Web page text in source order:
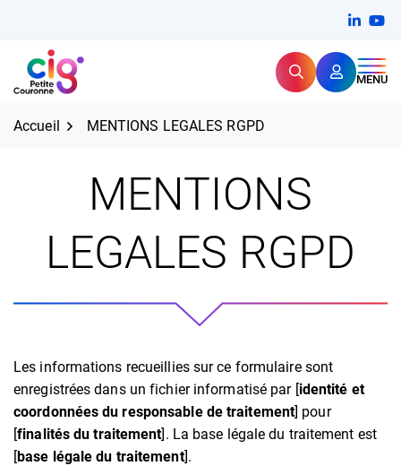
contenu
CIG Petite Couronne RechercherMENU
Expertise et proximité pour
Accueil MENTIONS LEGALES RGPD
MENTIONS
LEGALES RGPD
Les informations recueillies sur ce formulaire sont
enregistrées dans un fichier informatisé par [identité et
coordonnées du responsable de traitement] pour
[finalités du traitement]. La base légale du traitement est
[base légale du traitement].